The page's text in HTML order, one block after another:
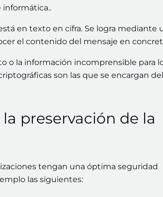
informática..
en texto en cifra. Se logra mediante
el contenido del mensaje en
o la información incomprensible para
son las que se encargan del
preservación de la
tengan una óptima seguridad
las siguientes: